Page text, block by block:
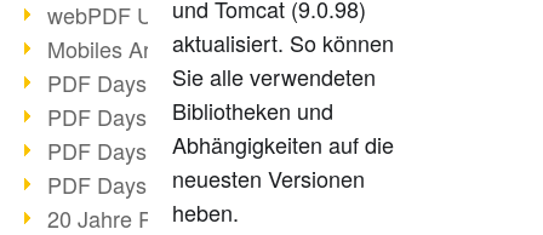
webPDF Update 8.0.0.2531
Mobiles Arbeiten mit PDF
PDF Days 2022 Themenblock 3
PDF Days 2022 Themenblock 2
PDF Days 2022 Themenblock 1
PDF Days Europe 2022
20 Jahre PDF/X (Teil 3)
und Tomcat (9.0.98)
aktualisiert. So können
Sie alle verwendeten
Bibliotheken und
Abhängigkeiten auf die
neuesten Versionen
heben.